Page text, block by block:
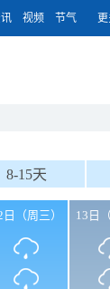
视频 节气
8-15天
日（周三） 13日